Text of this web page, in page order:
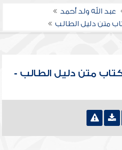
عبد الله ولد أحمد
متن دليل الطالب
متن دليل الطالب -